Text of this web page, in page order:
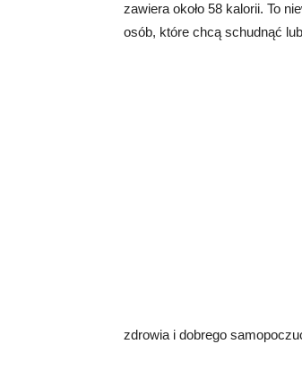
zawiera około 58 kalorii. To
osób, które chcą schudnąć
zdrowia i dobrego